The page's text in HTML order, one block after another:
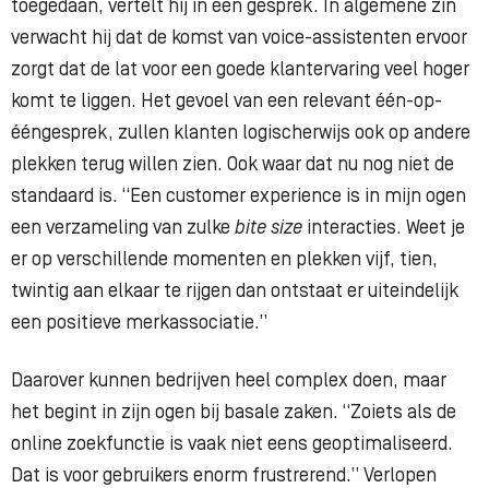
toegedaan, vertelt hij in een gesprek. In algemene zin
verwacht hij dat de komst van voice-assistenten ervoor
zorgt dat de lat voor een goede klantervaring veel hoger
komt te liggen. Het gevoel van een relevant één-op-
ééngesprek, zullen klanten logischerwijs ook op andere
plekken terug willen zien. Ook waar dat nu nog niet de
standaard is. “Een customer experience is in mijn ogen
een verzameling van zulke bite size interacties. Weet je
er op verschillende momenten en plekken vijf, tien,
twintig aan elkaar te rijgen dan ontstaat er uiteindelijk
een positieve merkassociatie.”
Daarover kunnen bedrijven heel complex doen, maar
het begint in zijn ogen bij basale zaken. “Zoiets als de
online zoekfunctie is vaak niet eens geoptimaliseerd.
Dat is voor gebruikers enorm frustrerend.” Verlopen